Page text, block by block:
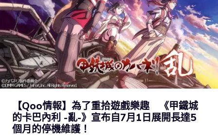
【Qoo情報】為了重拾遊戲樂趣 《甲鐵城
的卡巴內利 -亂-》宣布自7月1日展開長達5
個月的停機維護！